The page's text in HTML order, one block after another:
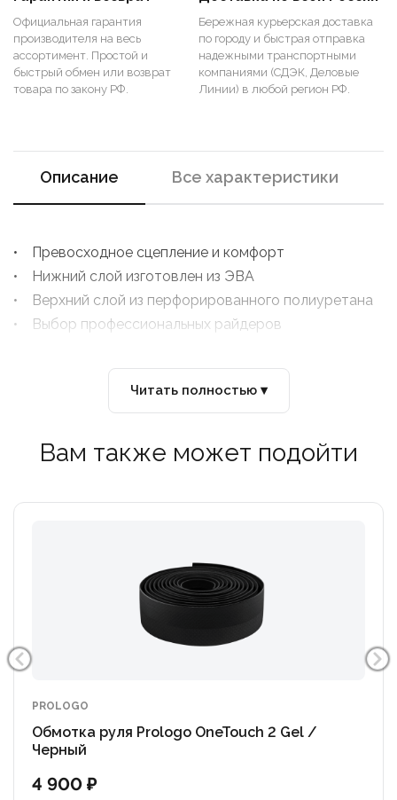
Официальная гарантия
производителя на весь
ассортимент. Простой и
быстрый обмен или возврат
товара по закону РФ.
Бережная курьерская доставка
по городу и быстрая отправка
надежными транспортными
компаниями (СДЭК, Деловые
Линии) в любой регион РФ.
Описание Все характеристики
• Превосходное сцепление и комфорт
• Нижний слой изготовлен из ЭВА
• Верхний слой из перфорированного полиуретана
• Выбор профессиональных райдеров
Читать полностью ▾
Вам также может подойти
PROLOGO
Обмотка руля Prologo OneTouch 2 Gel /
Черный
4 900 ₽